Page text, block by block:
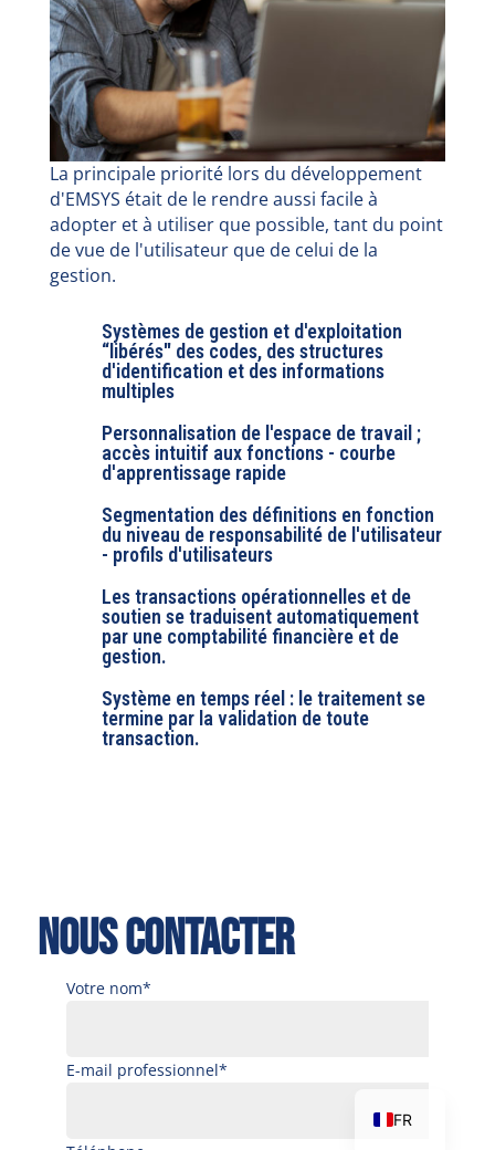
La principale priorité lors du développement
d'EMSYS était de le rendre aussi facile à
adopter et à utiliser que possible, tant du point
de vue de l'utilisateur que de celui de la
gestion.
Systèmes de gestion et d'exploitation
“libérés" des codes, des structures
d'identification et des informations
multiples
Personnalisation de l'espace de travail ;
accès intuitif aux fonctions - courbe
d'apprentissage rapide
Segmentation des définitions en fonction
du niveau de responsabilité de l'utilisateur
- profils d'utilisateurs
Les transactions opérationnelles et de
soutien se traduisent automatiquement
par une comptabilité financière et de
gestion.
Système en temps réel : le traitement se
termine par la validation de toute
transaction.
Nous contacter
Votre nom*
E-mail professionnel*
FR